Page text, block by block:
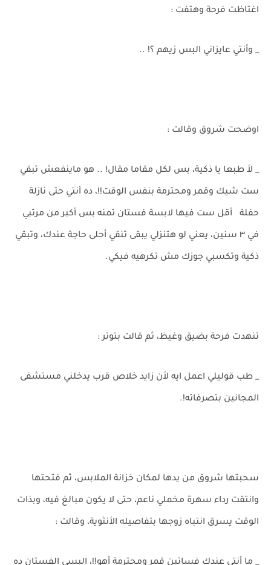
اغتاظت فرحة وهتفت :
_ وأنتي عايزاني البس زيهم ؟! ..
اوضحت شروق وقالت :
_ لأ طبعا يا ذكية، بس لكل مقاما مقال! .. هو ماينفعش تبقي
ست شيك وقمر ومحترمة بنفس الوقت!!، ده أنتي حتى نازلة
حفلة أقل ست فيها لابسة فستان تمنه بس أكبر من مرتبي
في ٣ سنين، يعني لو هتنزلي يبقى تنقي أحلى حاجة عندك، وتبقي
ذكية وتكسبي جوزك مش تكرهيه فيكي.
تنهدت فرحة بضيق وغيظ، ثم قالت بتوتر :
_ طب قوليلي اعمل ايه لأن زايد خلاص قرب يدخلني مستشفى
المجانين بتصرفاته!.
سحبتها شروق من يدها لمكان خزانة الملابس، ثم فتحتها
وانتقت رداء سهرة مخملي ناعم، حتى لا يكون مبالغ فيه، وبذات
الوقت يسرق انتباه زوجها بتفاصيله الأنثوية، وقالت :
_ ما أنتي عندك فساتين قمر ومحترمة أهو!!، البسي الفستان ده